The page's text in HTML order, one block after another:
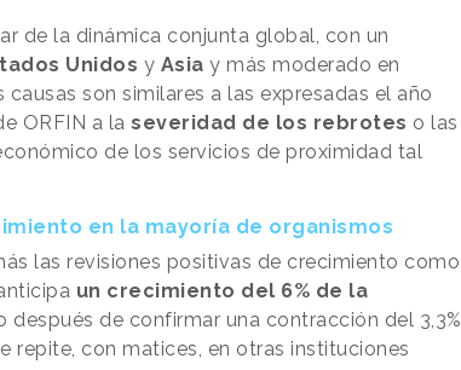
de la dinámica conjunta global, con un
Unidos y Asia y más moderado en
causas son similares a las expresadas el año
ORFIN a la severidad de los rebrotes o las
de los servicios de proximidad tal
en la mayoría de organismos
las revisiones positivas de crecimiento como
un crecimiento del 6% de la
después de confirmar una contracción del 3,3%
repite, con matices, en otras instituciones